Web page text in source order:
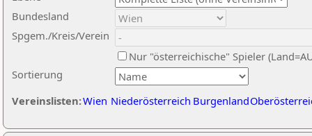
Sortierung
Bundesland
Spgem./Kreis/Verein
Nur "österreichische" Spieler
Vereinslisten:Wien Niederösterreich Burgenland